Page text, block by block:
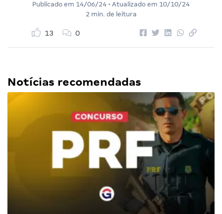
Publicado em 14/06/24 • Atualizado em 10/10/24
2 min. de leitura
13 0
Notícias recomendadas